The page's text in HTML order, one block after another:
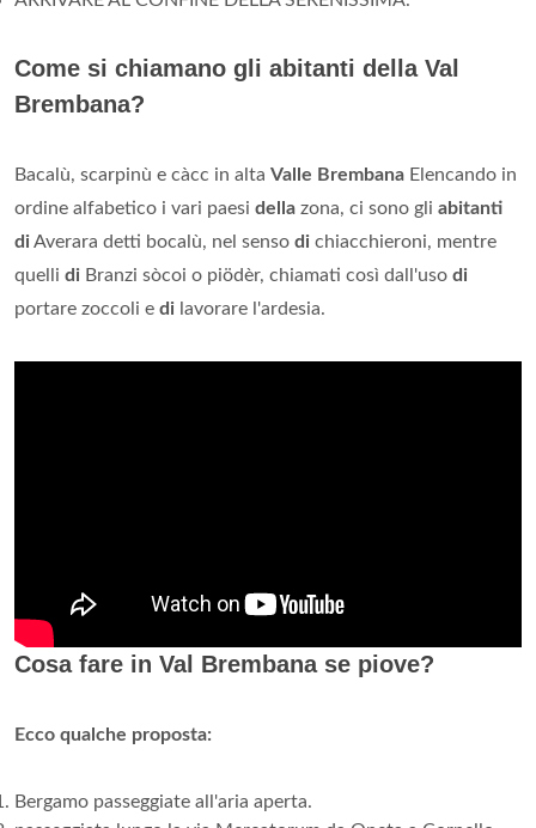
Come si chiamano gli abitanti della Val
Brembana?
Bacalù, scarpinù e càcc in alta Valle Brembana Elencando in
ordine alfabetico i vari paesi della zona, ci sono gli abitanti
diAverara detti bocalù, nel senso di chiacchieroni, mentre
quelli di Branzi sòcoi o piödèr, chiamati così dall'uso di
portare zoccoli e di lavorare l'ardesia.
Cosa fare in Val Brembana se piove?
Ecco qualche proposta:
Bergamo passeggiate all'aria aperta.